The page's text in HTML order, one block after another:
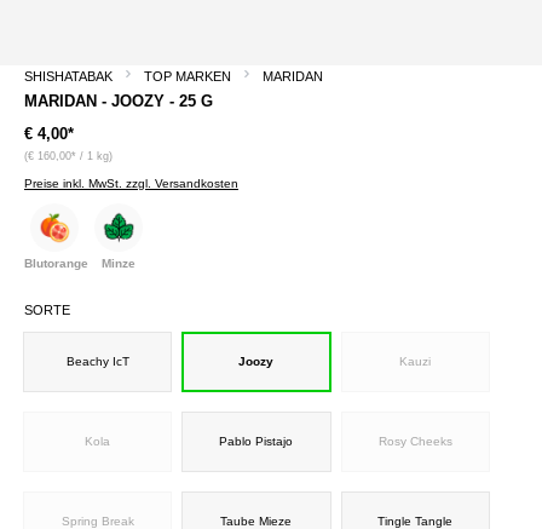
SHISHATABAK TOP MARKEN MARIDAN
MARIDAN - JOOZY - 25 G
€ 4,00*
(€ 160,00* / 1 kg)
Preise inkl. MwSt. zzgl. Versandkosten
Blutorange Minze
SORTE
Beachy IcT Joozy Kauzi
Kola Pablo Pistajo Rosy Cheeks
Spring Break Taube Mieze Tingle Tangle